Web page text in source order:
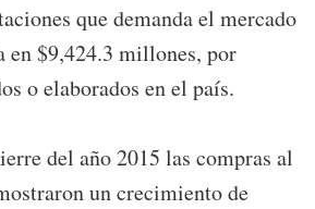
que demanda el mercado
en $9,424.3 millones, por
o elaborados en el país.
del año 2015 las compras al
un crecimiento de